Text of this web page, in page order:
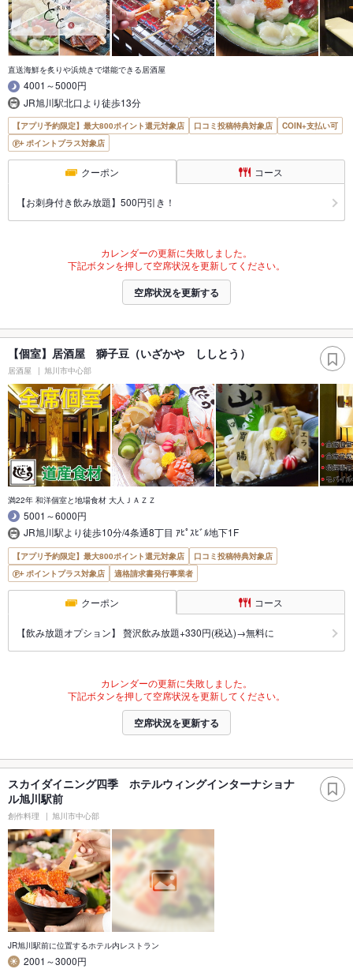
直送海鮮を炙りや浜焼きで堪能できる居酒屋
4001～5000円
JR旭川駅北口より徒歩13分
【アプリ予約限定】最大800ポイント還元対象店 口コミ投稿特典対象店
COIN+支払い可
ポイントプラス対象店
クーポン コース
【お刺身付き飲み放題】500円引き！
カレンダーの更新に失敗しました。
下記ボタンを押して空席状況を更新してください。
空席状況を更新する
【個室】居酒屋 獅子豆（いざかや ししとう）
居酒屋 旭川市中心部
満22年 和洋個室と地場食材 大人ＪＡＺＺ
5001～6000円
JR旭川駅より徒歩10分/4条通8丁目 ｱﾋﾟｽﾋﾞﾙ地下1F
【アプリ予約限定】最大800ポイント還元対象店
口コミ投稿特典対象店
ポイントプラス対象店
適格請求書発行事業者
クーポン コース
【飲み放題オプション】 贅沢飲み放題+330円(税込)→無料に
カレンダーの更新に失敗しました。
下記ボタンを押して空席状況を更新してください。
空席状況を更新する
スカイダイニング四季 ホテルウィングインターナショナ
ル旭川駅前
創作料理 旭川市中心部
JR旭川駅前に位置するホテル内レストラン
2001～3000円